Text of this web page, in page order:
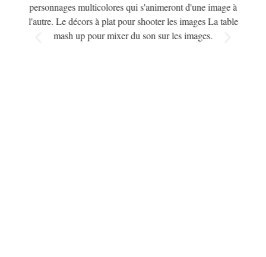
personnages multicolores qui s'animeront d'une image à
l'autre. Le décors à plat pour shooter les images La table
mash up pour mixer du son sur les images.